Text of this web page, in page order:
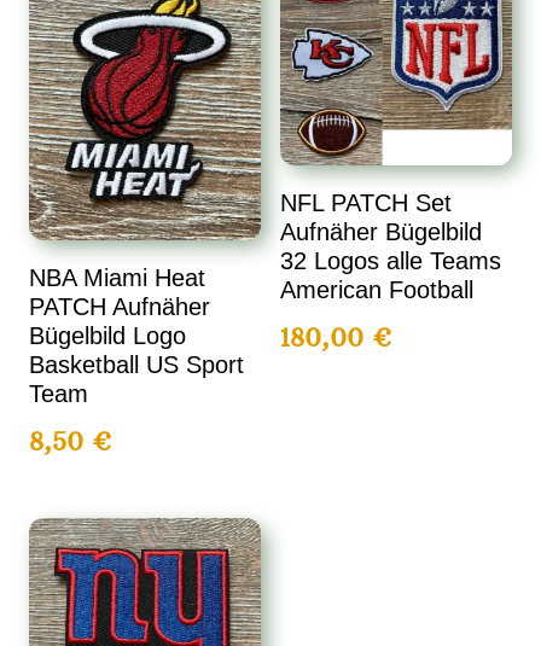
NBA Miami Heat
PATCH Aufnäher
Bügelbild Logo
Basketball US Sport
Team
8,50€
NFL PATCH Set
Aufnäher Bügelbild
32 Logos alle Teams
American Football
180,00 €